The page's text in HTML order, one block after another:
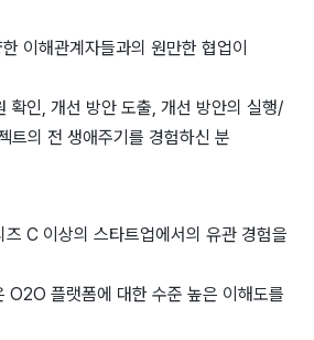
이해관계자들과의 원만한 협업이
확인, 개선 방안 도출, 개선 방안의 실행/
트의 전 생애주기를 경험하신 분
C 이상의 스타트업에서의 유관 경험을
O2O 플랫폼에 대한 수준 높은 이해도를